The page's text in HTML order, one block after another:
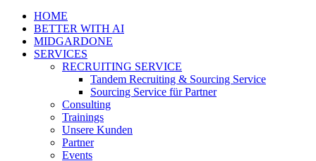
HOME
BETTER WITH AI
MIDGARDONE
SERVICES
RECRUITING SERVICE
Tandem Recruiting & Sourcing Service
Sourcing Service für Partner
Consulting
Trainings
Unsere Kunden
Partner
Events